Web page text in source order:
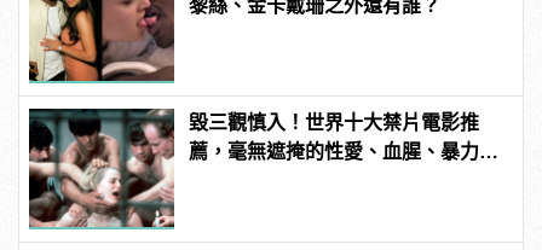
黎絲、金卡戴珊之外還有誰？
毀三觀慎入！世界十大禁片電影推
薦，毫無遮掩的性愛、血腥、暴力、